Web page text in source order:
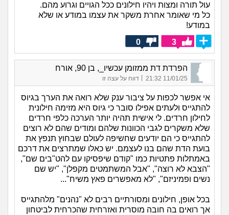
עול תורה ומצות ויהיו חילונים ככל הגויים וגרוע מהם.
כל מי שאומר אחרת משקר את עצמו במודע או שלא
במודע!
3
0
הפרדת דת ממזומן עכשיו_, בן 90, אורח
11/01/25 21:32 דווח על עצה זו
אי אפשר לכפות על ציבור ענק שלא רואה את הערך בגיוס
להתגייס ולעתים אפילו סובר כי גיוס היא מזימה חילונית
לחילון חרדים. לי אישית תהיה יותר הערכה כלפי חרדים
שלא משקרים לגבי הכוונות שלהם ומודים שהם לא רוצים
להתגייס כי הם יודעים שחשיפה לעולם שבחוץ תנפץ את
בועת הדת שהם בנו לעצמם. יש כאלו שמתרצים את דרכם
באמתלות פתטיות כמו "קודם שיפסיקו עם להט"בים שם",
"הצבא לא רוצה", "אבל המשתמטים מקפלן", "יש שם
נשים ופמיניזם", "לא מאפשרים פאץ משיח"...
בכל אופן, חילונים ומסורתיים רבים לא "נהנים" מלהתגייס
אך רואים בה חובה מוסרית ואזרחית שהכרחית לביטחון